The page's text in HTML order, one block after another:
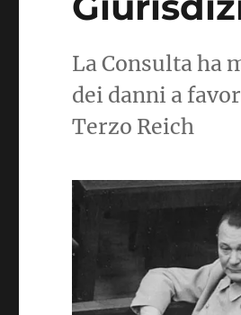
La Consulta ha
dei danni a
Terzo Reich